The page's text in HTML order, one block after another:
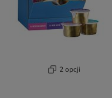
2 opcji